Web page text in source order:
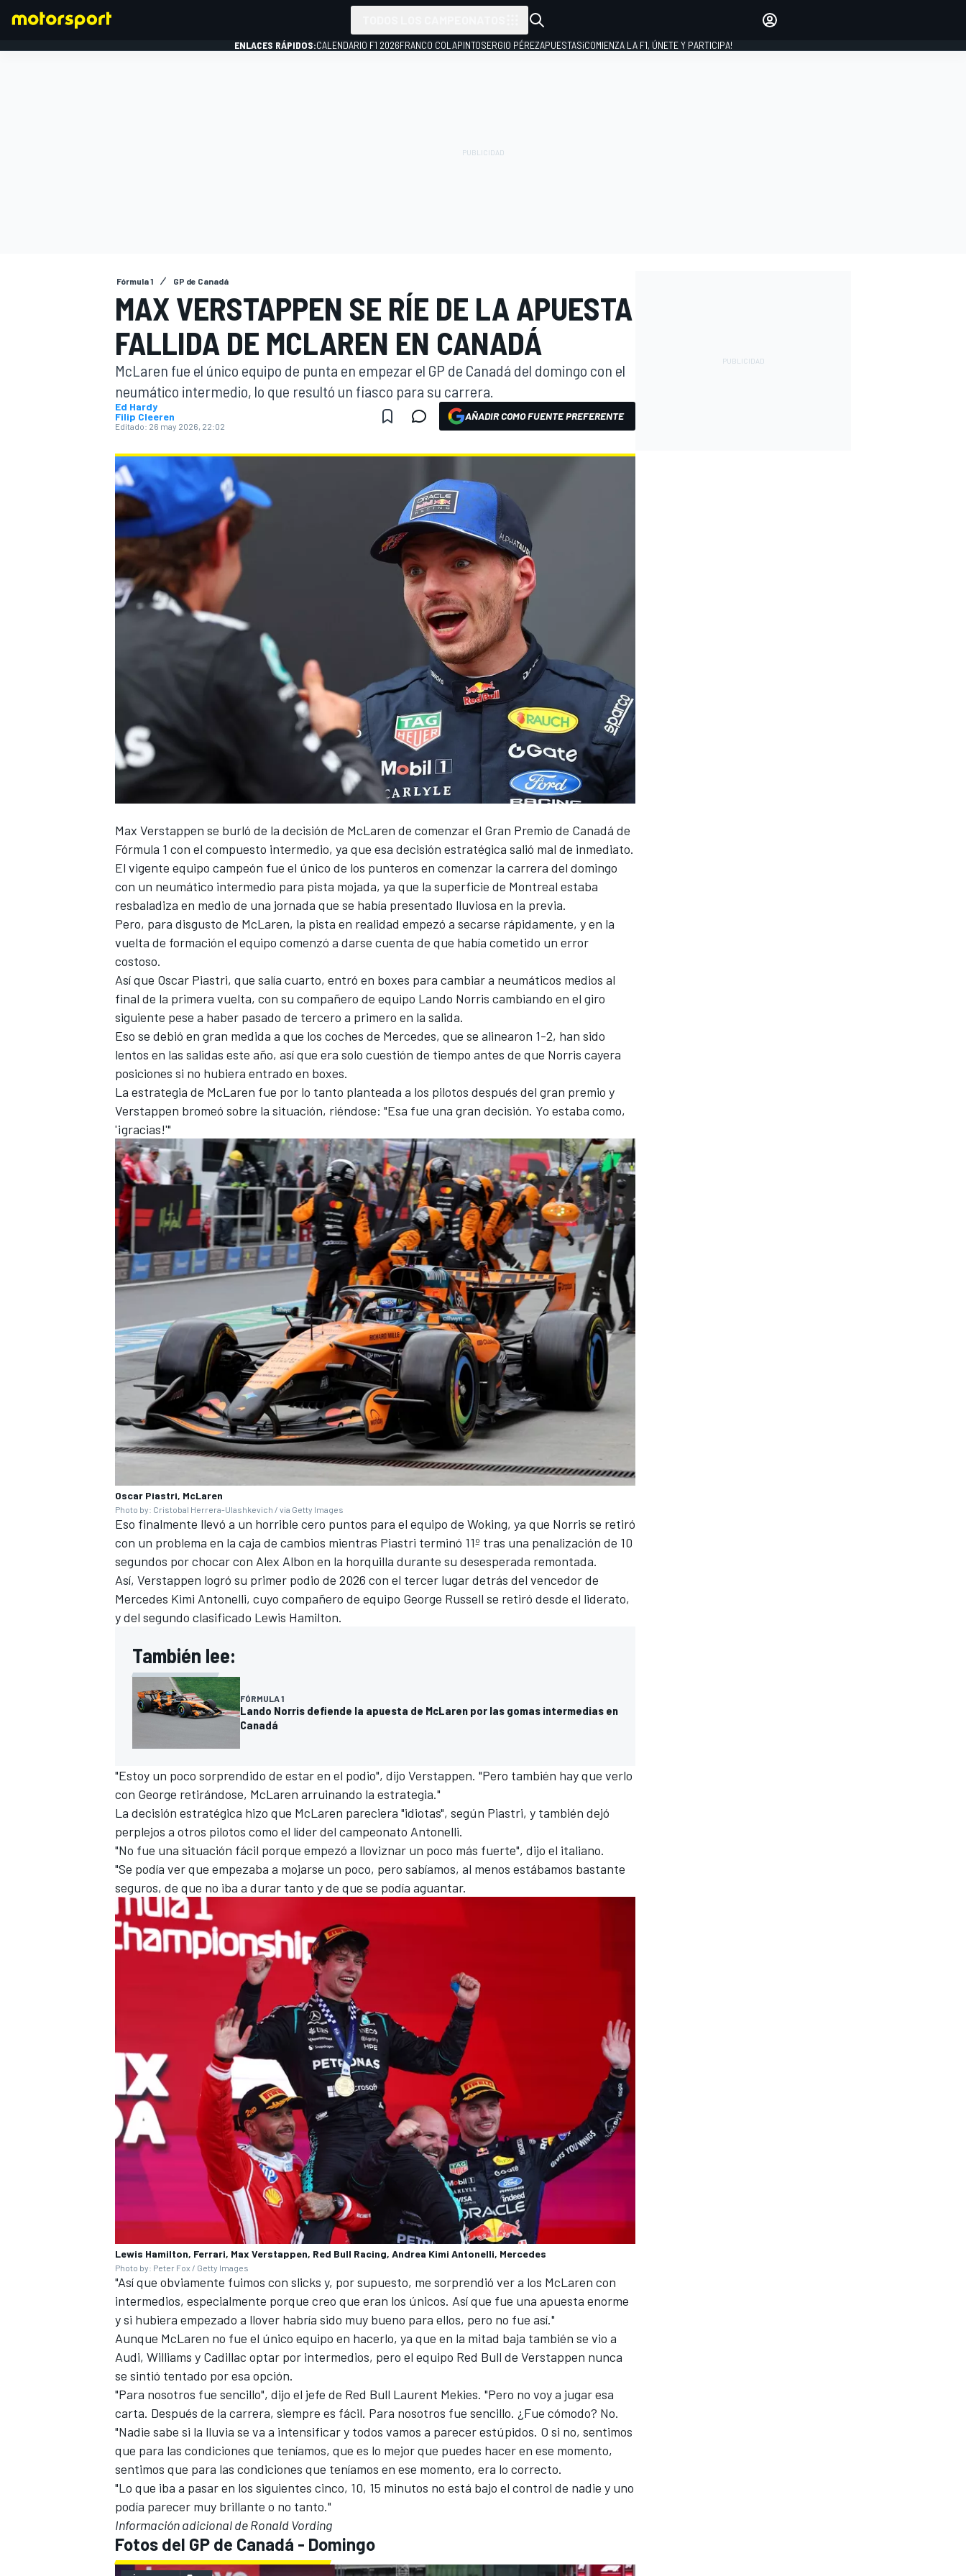
INDYCAR
MOTOGP
NASCAR CUP
FÓRMULA E
WRC
MÁS CATEGORÍAS
INICIAR SESIÓN
ENLACES RÁPIDOS:CALENDARIO F1 2026FRANCO COLAPINTOSERGIO PÉREZAPUESTAS¡COMIENZA LA F1, ÚNETE Y PARTICIPA!
Fórmula 1 GP de Canadá
MAX VERSTAPPEN SE RÍE DE LA APUESTA
FALLIDA DE MCLAREN EN CANADÁ
McLaren fue el único equipo de punta en empezar el GP de Canadá del domingo con el
neumático intermedio, lo que resultó un fiasco para su carrera.
Ed Hardy
Filip Cleeren
Editado: 26 may 2026, 22:02
AÑADIR COMO FUENTE PREFERENTE
Max Verstappen se burló de la decisión de McLaren de comenzar el Gran Premio de Canadá de
Fórmula 1 con el compuesto intermedio, ya que esa decisión estratégica salió mal de inmediato.
El vigente equipo campeón fue el único de los punteros en comenzar la carrera del domingo
con un neumático intermedio para pista mojada, ya que la superficie de Montreal estaba
resbaladiza en medio de una jornada que se había presentado lluviosa en la previa.
Pero, para disgusto de McLaren, la pista en realidad empezó a secarse rápidamente, y en la
vuelta de formación el equipo comenzó a darse cuenta de que había cometido un error
costoso.
Así que Oscar Piastri, que salía cuarto, entró en boxes para cambiar a neumáticos medios al
final de la primera vuelta, con su compañero de equipo Lando Norris cambiando en el giro
siguiente pese a haber pasado de tercero a primero en la salida.
Eso se debió en gran medida a que los coches de Mercedes, que se alinearon 1-2, han sido
lentos en las salidas este año, así que era solo cuestión de tiempo antes de que Norris cayera
posiciones si no hubiera entrado en boxes.
La estrategia de McLaren fue por lo tanto planteada a los pilotos después del gran premio y
Verstappen bromeó sobre la situación, riéndose: "Esa fue una gran decisión. Yo estaba como,
'¡gracias!'"
Oscar Piastri, McLaren
Photo by: Cristobal Herrera-Ulashkevich / via Getty Images
Eso finalmente llevó a un horrible cero puntos para el equipo de Woking, ya que Norris se retiró
con un problema en la caja de cambios mientras Piastri terminó 11º tras una penalización de 10
segundos por chocar con Alex Albon en la horquilla durante su desesperada remontada.
Así, Verstappen logró su primer podio de 2026 con el tercer lugar detrás del vencedor de
Mercedes Kimi Antonelli, cuyo compañero de equipo George Russell se retiró desde el liderato,
y del segundo clasificado Lewis Hamilton.
También lee:
FÓRMULA 1
Lando Norris defiende la apuesta de McLaren por las gomas intermedias en
Canadá
"Estoy un poco sorprendido de estar en el podio", dijo Verstappen. "Pero también hay que verlo
con George retirándose, McLaren arruinando la estrategia."
La decisión estratégica hizo que McLaren pareciera "idiotas", según Piastri, y también dejó
perplejos a otros pilotos como el líder del campeonato Antonelli.
"No fue una situación fácil porque empezó a lloviznar un poco más fuerte", dijo el italiano.
"Se podía ver que empezaba a mojarse un poco, pero sabíamos, al menos estábamos bastante
seguros, de que no iba a durar tanto y de que se podía aguantar.
Lewis Hamilton, Ferrari, Max Verstappen, Red Bull Racing, Andrea Kimi Antonelli, Mercedes
Photo by: Peter Fox / Getty Images
"Así que obviamente fuimos con slicks y, por supuesto, me sorprendió ver a los McLaren con
intermedios, especialmente porque creo que eran los únicos. Así que fue una apuesta enorme
y si hubiera empezado a llover habría sido muy bueno para ellos, pero no fue así."
Aunque McLaren no fue el único equipo en hacerlo, ya que en la mitad baja también se vio a
Audi, Williams y Cadillac optar por intermedios, pero el equipo Red Bull de Verstappen nunca
se sintió tentado por esa opción.
"Para nosotros fue sencillo", dijo el jefe de Red Bull Laurent Mekies. "Pero no voy a jugar esa
carta. Después de la carrera, siempre es fácil. Para nosotros fue sencillo. ¿Fue cómodo? No.
"Nadie sabe si la lluvia se va a intensificar y todos vamos a parecer estúpidos. O si no, sentimos
que para las condiciones que teníamos, que es lo mejor que puedes hacer en ese momento,
sentimos que para las condiciones que teníamos en ese momento, era lo correcto.
"Lo que iba a pasar en los siguientes cinco, 10, 15 minutos no está bajo el control de nadie y uno
podía parecer muy brillante o no tanto."
Información adicional de Ronald Vording
Fotos del GP de Canadá - Domingo